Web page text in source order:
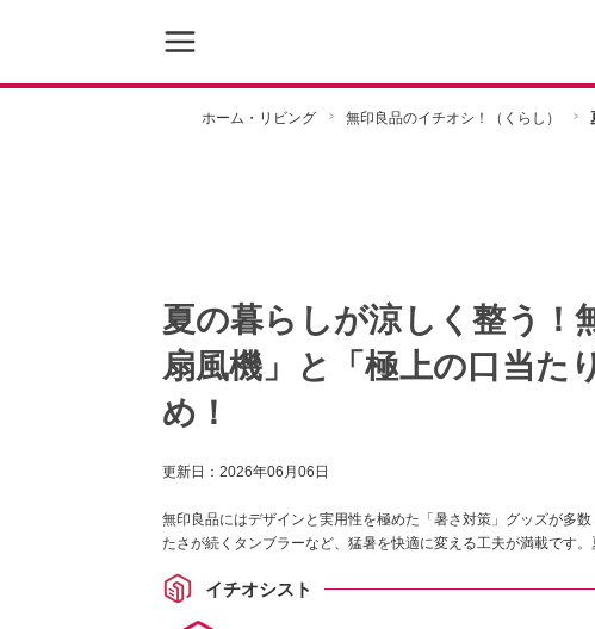
ホーム・リビング 無印良品のイチオシ！（くらし）
夏の暮らしが涼しく整う！
扇風機」と「極上の口当た
め！
更新日： 2026年06月06日
無印良品にはデザインと実用性を極めた「暑さ対策」グッズが多
たさが続くタンブラーなど、猛暑を快適に変える工夫が満載です。
イチオシスト